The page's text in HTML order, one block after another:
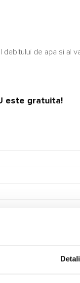
de apa si al
este gratuita!